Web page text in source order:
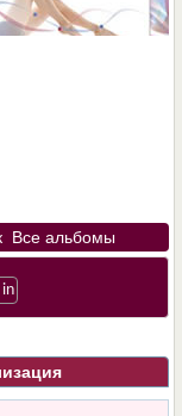
Все альбомы